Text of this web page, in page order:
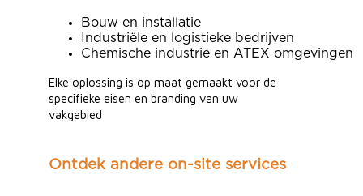
Bouw en installatie
Industriële en logistieke bedrijven
Chemische industrie en ATEX omgevingen
Elke oplossing is op maat gemaakt voor de
specifieke eisen en branding van uw
vakgebied
Ontdek andere on-site services